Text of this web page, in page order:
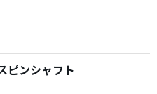
ンシャフト